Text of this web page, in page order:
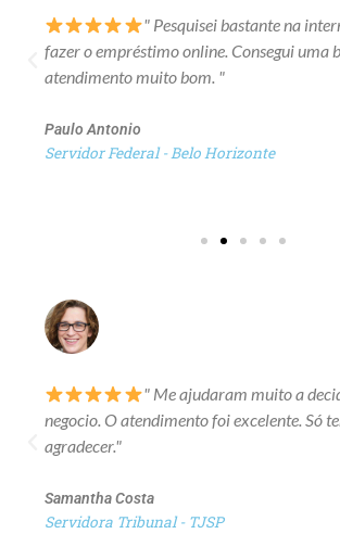
" Pesquisei bastante na
fazer o empréstimo online. Consegui uma
atendimento muito bom. "
Paulo Antonio
Servidor Federal - Belo Horizonte
" Me ajudaram muito a
negocio. O atendimento foi excelente. Só
agradecer."
Samantha Costa
Servidora Tribunal - TJSP